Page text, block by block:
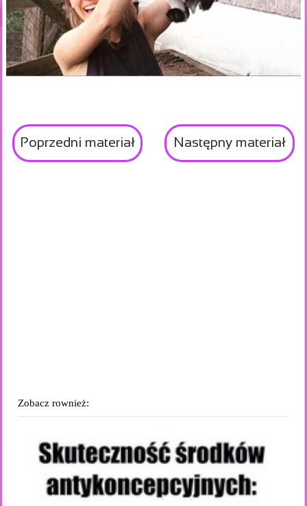
Poprzedni materiał Następny materiał
Zobacz rownież: